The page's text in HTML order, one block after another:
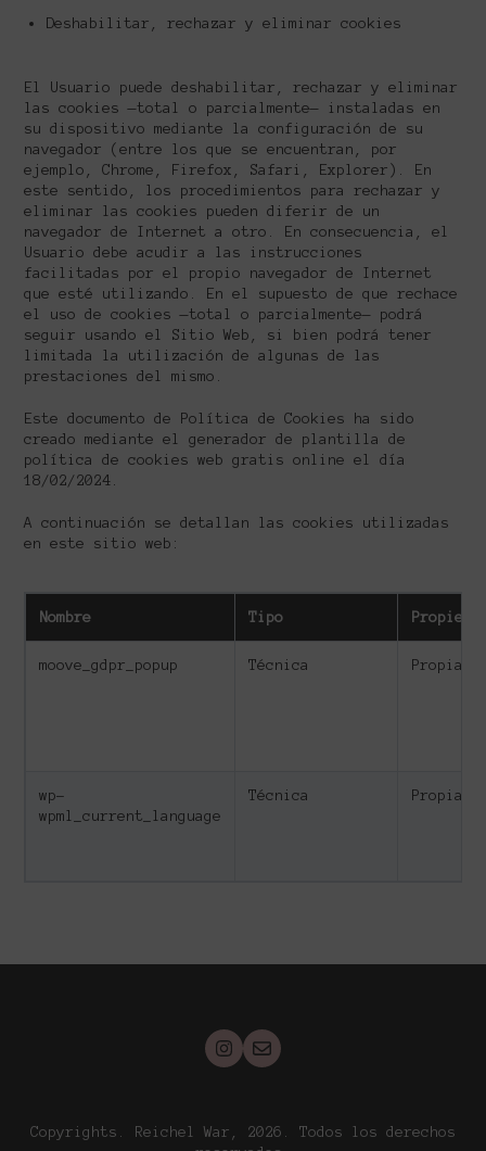
Deshabilitar, rechazar y eliminar cookies
El Usuario puede deshabilitar, rechazar y eliminar
las cookies —total o parcialmente— instaladas en
su dispositivo mediante la configuración de su
navegador (entre los que se encuentran, por
ejemplo, Chrome, Firefox, Safari, Explorer). En
este sentido, los procedimientos para rechazar y
eliminar las cookies pueden diferir de un
navegador de Internet a otro. En consecuencia, el
Usuario debe acudir a las instrucciones
facilitadas por el propio navegador de Internet
que esté utilizando. En el supuesto de que rechace
el uso de cookies —total o parcialmente— podrá
seguir usando el Sitio Web, si bien podrá tener
limitada la utilización de algunas de las
prestaciones del mismo.
Este documento de Política de Cookies ha sido
creado mediante el generador de plantilla de
política de cookies web gratis online el día
18/02/2024.
A continuación se detallan las cookies utilizadas
en este sitio web:
Nombre Tipo
moove_gdpr_popup Técnica Propia
wp-
wpml_current_language
Técnica Propia
Copyrights. Reichel War, 2026. Todos los derechos